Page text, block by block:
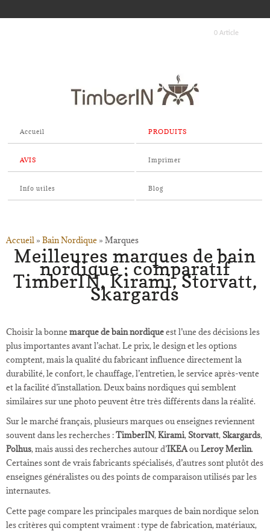
0 Article
Accueil PRODUITS
AVIS Imprimer
Info utiles Blog
Accueil » Bain Nordique » Marques
Meilleures marques de bain
nordique : comparatif
TimberIN, Kirami, Storvatt,
Skargards
Choisir la bonnemarque de bain nordiqueest l’une des décisions les
plus importantes avant l’achat. Le prix, le design et les options
comptent, mais la qualité du fabricant influence directement la
durabilité, le confort, le chauffage, l’entretien, le service après-vente
et la facilité d’installation. Deux bains nordiques qui semblent
similaires sur une photo peuvent être très différents dans la réalité.
Sur le marché français, plusieurs marques ou enseignes reviennent
souvent dans les recherches :TimberIN,Kirami, Storvatt, Skargards,
Polhus, mais aussi des recherches autour d’IKEAouLeroy Merlin.
Certaines sont de vrais fabricants spécialisés, d’autres sont plutôt des
enseignes généralistes ou des points de comparaison utilisés par les
internautes.
Cette page compare les principales marques de bain nordique selon
les critères qui comptent vraiment : type de fabrication, matériaux,